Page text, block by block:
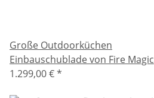
Große Outdoorküchen
Einbauschublade von Fire Magic
1.299,00 €*